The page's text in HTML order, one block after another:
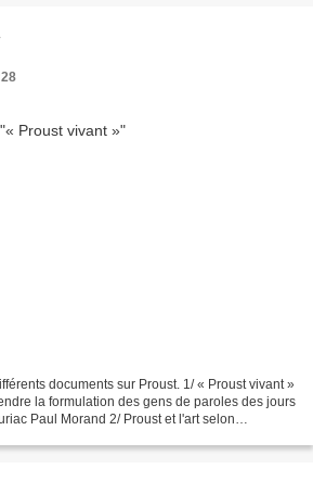
documents sur Proust. 1/ « Proust vivant »
la formulation des gens de paroles des jours
Paul Morand 2/ Proust et l'art selon